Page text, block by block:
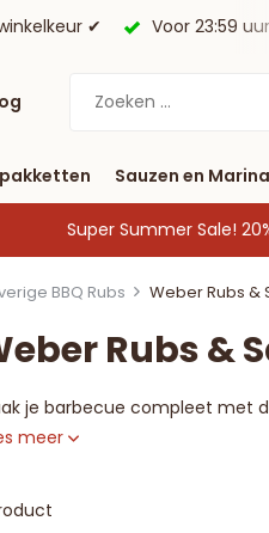
✔ Voor 23:59
Sauzen en
Super Summer Sale!
BBQ Rubs Weber Rubs &
Rubs &
je barbecue compleet met
meer